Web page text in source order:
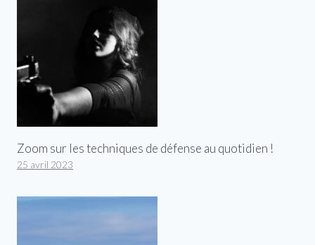
Zoom sur les techniques de défense au quotidien !
25 avril 2023